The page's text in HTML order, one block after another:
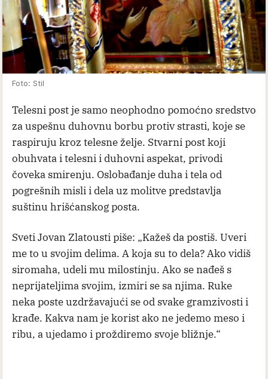
Foto: Stil
Telesni post je samo neophodno pomoćno sredstvo
za uspešnu duhovnu borbu protiv strasti, koje se
raspiruju kroz telesne želje. Stvarni post koji
obuhvata i telesni i duhovni aspekat, privodi
čoveka smirenju. Oslobađanje duha i tela od
pogrešnih misli i dela uz molitve predstavlja
suštinu hrišćanskog posta.
Sveti Jovan Zlatousti piše: „Kažeš da postiš. Uveri
me to u svojim delima. A koja su to dela? Ako vidiš
siromaha, udeli mu milostinju. Ako se nađeš s
neprijateljima svojim, izmiri se sa njima. Ruke
neka poste uzdržavajući se od svake gramzivosti i
krađe. Kakva nam je korist ako ne jedemo meso i
ribu, a ujedamo i proždiremo svoje bližnje.“